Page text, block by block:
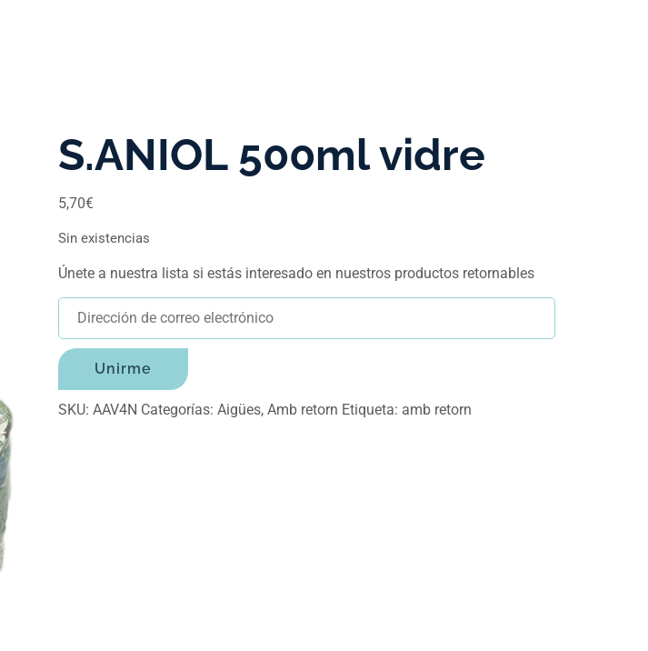
S.ANIOL 500ml vidre
5,70€
Sin existencias
Únete a nuestra lista si estás interesado en nuestros productos retornables
dirección
correo
electrónico
Unirme
SKU: AAV4N Categorías: Aigües, Amb retorn Etiqueta: amb retorn